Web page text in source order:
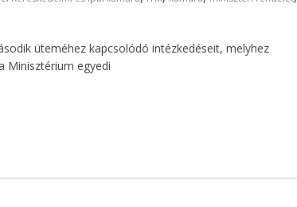
üteméhez kapcsolódó intézkedéseit, melyhez
Minisztérium egyedi